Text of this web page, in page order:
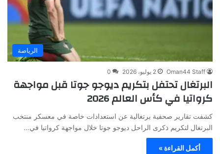
الرياضة
Oman44 Staff 2 يوليو، 2026 0
البرتغال تحتفل بتكريم ديوجو جوتا قبل مواجهة
كرواتيا في كأس العالم 2026
كشفت تقارير صحفية برتغالية عن استعدادات خاصة في معسكر منتخب
البرتغال لتكريم ذكرى الراحل ديوجو جوتا خلال مواجهة كرواتيا في…
أكمل القراءة »